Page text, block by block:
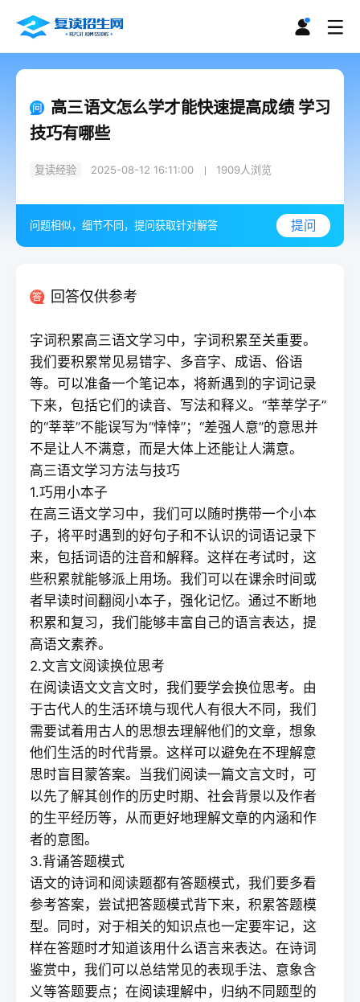
高三语文怎么学才能快速提高成绩 学习
技巧有哪些
复读经验 2025-08-12 16:11:00 1909人浏览
问题相似，细节不同，提问获取针对解答 提问
回答仅供参考
字词积累高三语文学习中，字词积累至关重要。
我们要积累常见易错字、多音字、成语、俗语
等。可以准备一个笔记本，将新遇到的字词记录
下来，包括它们的读音、写法和释义。“莘莘学子”
的“莘莘”不能误写为“悻悻”；“差强人意”的意思并
不是让人不满意，而是大体上还能让人满意。
高三语文学习方法与技巧
1.巧用小本子
在高三语文学习中，我们可以随时携带一个小本
子，将平时遇到的好句子和不认识的词语记录下
来，包括词语的注音和解释。这样在考试时，这
些积累就能够派上用场。我们可以在课余时间或
者早读时间翻阅小本子，强化记忆。通过不断地
积累和复习，我们能够丰富自己的语言表达，提
高语文素养。
2.文言文阅读换位思考
在阅读语文文言文时，我们要学会换位思考。由
于古代人的生活环境与现代人有很大不同，我们
需要试着用古人的思想去理解他们的文章，想象
他们生活的时代背景。这样可以避免在不理解意
思时盲目蒙答案。当我们阅读一篇文言文时，可
以先了解其创作的历史时期、社会背景以及作者
的生平经历等，从而更好地理解文章的内涵和作
者的意图。
3.背诵答题模式
语文的诗词和阅读题都有答题模式，我们要多看
参考答案，尝试把答题模式背下来，积累答题模
型。同时，对于相关的知识点也一定要牢记，这
样在答题时才知道该用什么语言来表达。在诗词
鉴赏中，我们可以总结常见的表现手法、意象含
义等答题要点；在阅读理解中，归纳不同题型的